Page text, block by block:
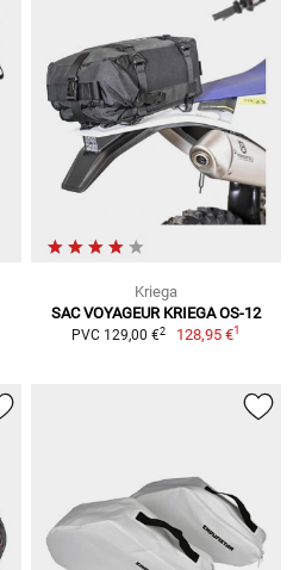
Kriega
SAC VOYAGEUR KRIEGA OS-12
PVC 129,00 €2 128,95 €1